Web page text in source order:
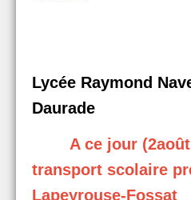
Lycée Raymond
Daurade
A ce jour (2août
transport scolaire pr
Lapeyrouse-Fossat